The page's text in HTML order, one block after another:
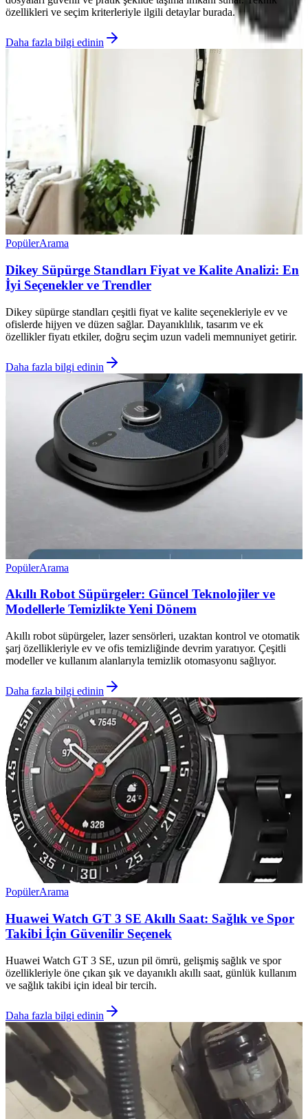
özellikleri ve seçim kriterleriyle ilgili detaylar burada.
Daha fazla bilgi edinin
PopülerArama
Dikey Süpürge Standları Fiyat ve Kalite Analizi: En
İyi Seçenekler ve Trendler
Dikey süpürge standları çeşitli fiyat ve kalite seçenekleriyle ev ve
ofislerde hijyen ve düzen sağlar. Dayanıklılık, tasarım ve ek
özellikler fiyatı etkiler, doğru seçim uzun vadeli memnuniyet getirir.
Daha fazla bilgi edinin
PopülerArama
Akıllı Robot Süpürgeler: Güncel Teknolojiler ve
Modellerle Temizlikte Yeni Dönem
Akıllı robot süpürgeler, lazer sensörleri, uzaktan kontrol ve otomatik
şarj özellikleriyle ev ve ofis temizliğinde devrim yaratıyor. Çeşitli
modeller ve kullanım alanlarıyla temizlik otomasyonu sağlıyor.
Daha fazla bilgi edinin
PopülerArama
Huawei Watch GT 3 SE Akıllı Saat: Sağlık ve Spor
Takibi İçin Güvenilir Seçenek
Huawei Watch GT 3 SE, uzun pil ömrü, gelişmiş sağlık ve spor
özellikleriyle öne çıkan şık ve dayanıklı akıllı saat, günlük kullanım
ve sağlık takibi için ideal bir tercih.
Daha fazla bilgi edinin